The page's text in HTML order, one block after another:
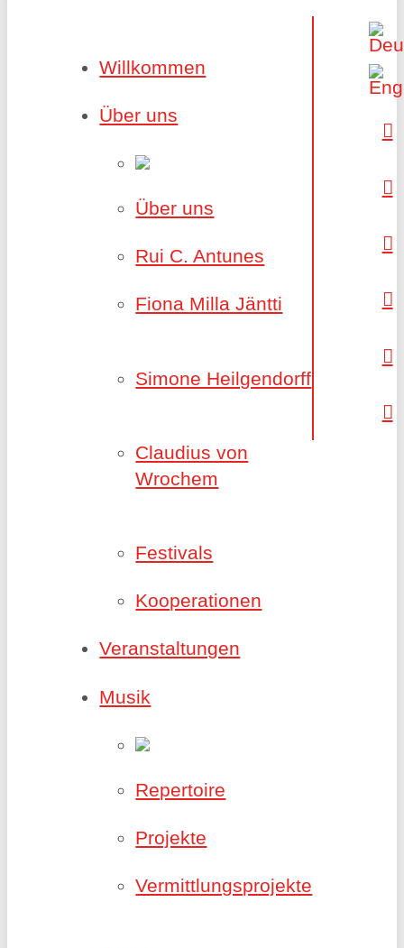
Willkommen
Über uns
Über uns
Rui C. Antunes
Fiona Milla Jäntti
Simone Heilgendorff
Claudius von
Wrochem
Festivals
Kooperationen
Veranstaltungen
Musik
Repertoire
Projekte
Vermittlungsprojekte